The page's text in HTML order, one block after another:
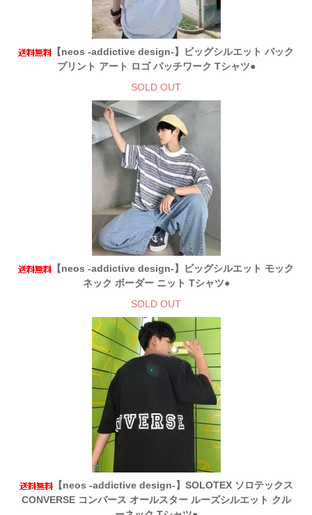
【neos -addictive design-】ビッグシルエット バック
プリント アート ロゴ パッチワーク Tシャツ●
SOLD OUT
【neos -addictive design-】ビッグシルエット モック
ネック ボーダー ニット Tシャツ●
SOLD OUT
【neos -addictive design-】SOLOTEX ソロテックス
CONVERSE コンバース オールスター ルーズシルエット クル